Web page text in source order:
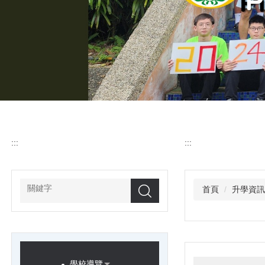
:::
搜尋
:::
首頁 升學資訊